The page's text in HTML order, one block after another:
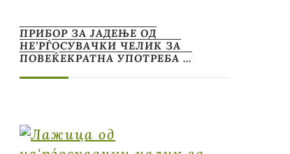
ПРИБОР ЗА ЈАДЕЊЕ ОД
НЕ’РЃОСУВАЧКИ ЧЕЛИК ЗА
ПОВЕЌЕКРАТНА УПОТРЕБА …